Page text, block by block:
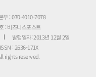
부 : 070-4010-7078
: 비즈니스포스트
발행일자: 2013년 12월 2일
ISSN : 2636-171X
rights reserved.